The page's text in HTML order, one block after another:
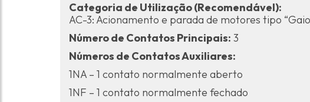
Categoria de Utilização (Recomendável):
AC-3: Acionamento e parada de motores tipo
Número de Contatos Principais: 3
Números de Contatos Auxiliares:
1NA – 1 contato normalmente aberto
1NF – 1 contato normalmente fechado